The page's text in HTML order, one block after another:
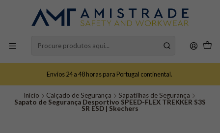
Envios 24 a 48 horas para Portugal continental.
Início Calçado de Segurança
Sapatilhas de Segurança
Sapato de Segurança Desportivo SPEED-FLEX TREKKER S3S
SR ESD | Skechers